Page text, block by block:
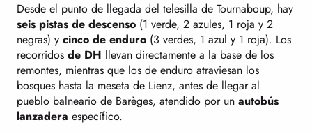
Desde el punto de llegada del telesilla de Tournaboup, hay
seis pistas de descenso (1 verde, 2 azules, 1 roja y 2
negras) y cinco de enduro (3 verdes, 1 azul y 1 roja). Los
recorridos de DH llevan directamente a la base de los
remontes, mientras que los de enduro atraviesan los
bosques hasta la meseta de Lienz, antes de llegar al
pueblo balneario de Barèges, atendido por un autobús
lanzadera específico.